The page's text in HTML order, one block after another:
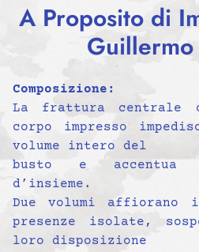
A Proposito di
Composizione:
La frattura centrale
corpo impresso
volume intero del
busto e accentua
d’insieme.
Due volumi affiorano
presenze isolate,
loro disposizione